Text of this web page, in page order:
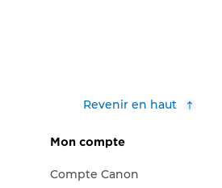
Revenir en haut
Mon compte
Compte Canon